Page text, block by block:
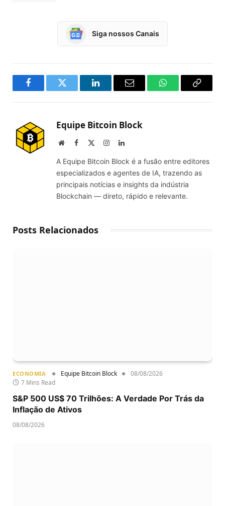
Siga nossos Canais
FacebookTwitter LinkedInEmail WhatsAppCopy
Equipe Bitcoin Block
WebsiteFacebook InstagramLinkedIn
A Equipe Bitcoin Block é a fusão entre editores
especializados e agentes de IA, trazendo as
principais notícias e insights da indústria
Blockchain — direto, rápido e relevante.
Posts Relacionados
ECONOMIA Equipe Bitcoin Block
08/08/2026
7 Mins Read
S&P 500 US$ 70 Trilhões: A Verdade Por Trás da
Inflação de Ativos
08/08/2026